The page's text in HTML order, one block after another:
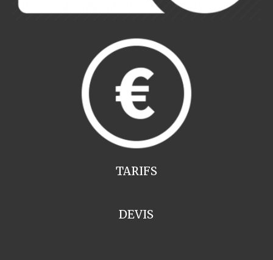
TARIFS
DEVIS